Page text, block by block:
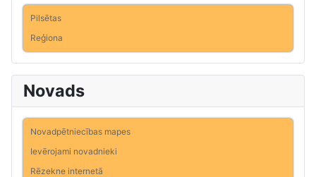
Pilsētas
Reģiona
Novads
Novadpētniecības mapes
Ievērojami novadnieki
Rēzekne internetā